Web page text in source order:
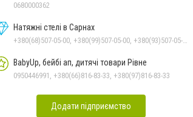
0680000362
Натяжні стелі в Сарнах
+380(68)507-05-00, +380(99)507-05-00, +380(93)507-05-00
BabyUp, бейбі ап, дитячі товари Рівне
0950446991, +380(66)816-83-33, +380(97)816-83-33
Додати підприємство